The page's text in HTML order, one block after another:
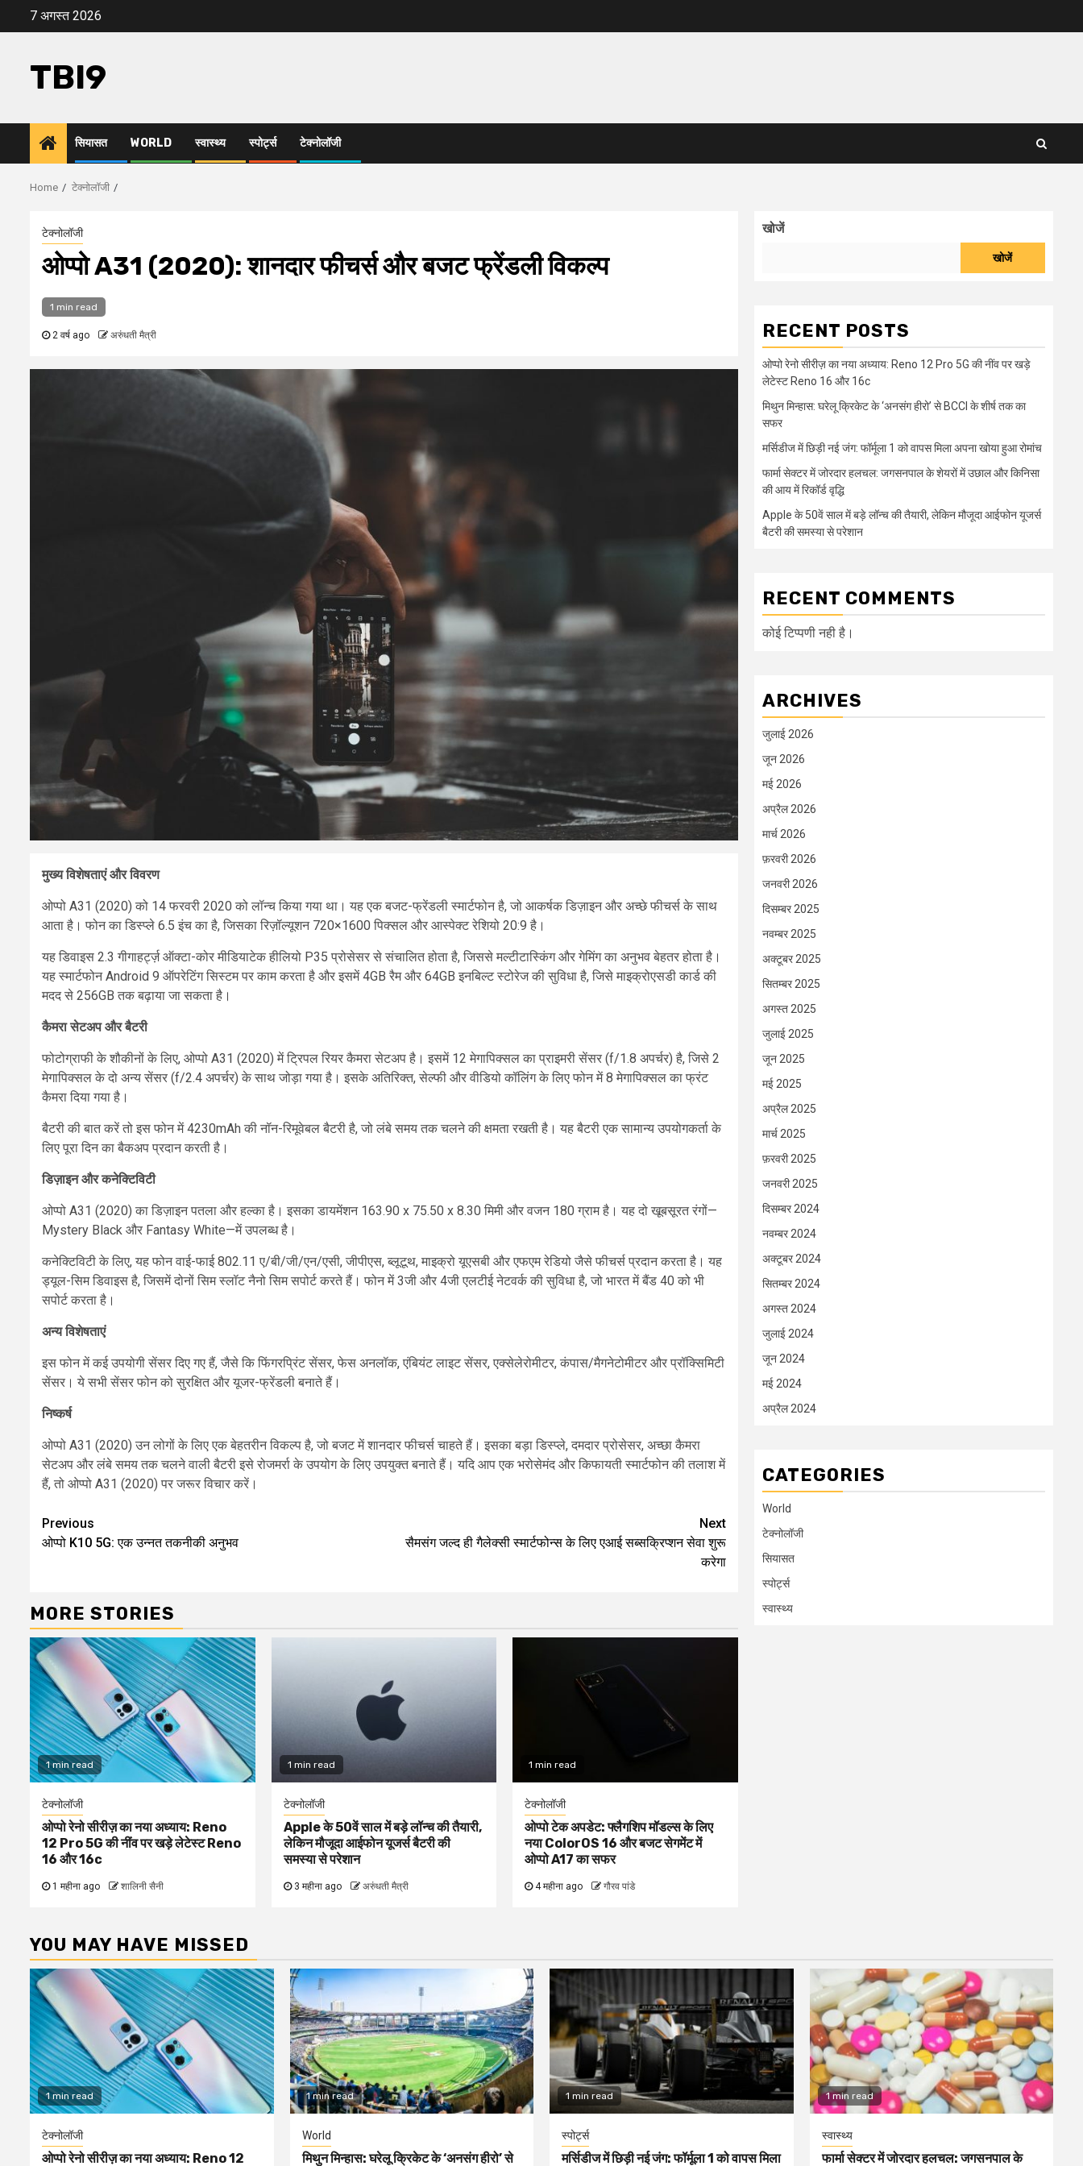
7 अगस्त 2026
TBI9
सियासत WORLD स्वास्थ्य स्पोर्ट्स टेक्नोलॉजी
Home टेक्नोलॉजी
टेक्नोलॉजी
ओप्पो A31 (2020): शानदार फीचर्स और बजट फ्रेंडली विकल्प
1 min read
2 वर्ष ago अरुंधती मैत्री
मुख्य विशेषताएं और विवरण
ओप्पो A31 (2020) को 14 फरवरी 2020 को लॉन्च किया गया था। यह एक बजट-फ्रेंडली स्मार्टफोन है, जो आकर्षक डिज़ाइन और अच्छे फीचर्स के साथ
आता है। फोन का डिस्प्ले 6.5 इंच का है, जिसका रिज़ॉल्यूशन 720×1600 पिक्सल और आस्पेक्ट रेशियो 20:9 है।
यह डिवाइस 2.3 गीगाहर्ट्ज़ ऑक्टा-कोर मीडियाटेक हीलियो P35 प्रोसेसर से संचालित होता है, जिससे मल्टीटास्किंग और गेमिंग का अनुभव बेहतर होता है।
यह स्मार्टफोन Android 9 ऑपरेटिंग सिस्टम पर काम करता है और इसमें 4GB रैम और 64GB इनबिल्ट स्टोरेज की सुविधा है, जिसे माइक्रोएसडी कार्ड की
मदद से 256GB तक बढ़ाया जा सकता है।
कैमरा सेटअप और बैटरी
फोटोग्राफी के शौकीनों के लिए, ओप्पो A31 (2020) में ट्रिपल रियर कैमरा सेटअप है। इसमें 12 मेगापिक्सल का प्राइमरी सेंसर (f/1.8 अपर्चर) है, जिसे 2
मेगापिक्सल के दो अन्य सेंसर (f/2.4 अपर्चर) के साथ जोड़ा गया है। इसके अतिरिक्त, सेल्फी और वीडियो कॉलिंग के लिए फोन में 8 मेगापिक्सल का फ्रंट
कैमरा दिया गया है।
बैटरी की बात करें तो इस फोन में 4230mAh की नॉन-रिमूवेबल बैटरी है, जो लंबे समय तक चलने की क्षमता रखती है। यह बैटरी एक सामान्य उपयोगकर्ता के
लिए पूरा दिन का बैकअप प्रदान करती है।
डिज़ाइन और कनेक्टिविटी
ओप्पो A31 (2020) का डिज़ाइन पतला और हल्का है। इसका डायमेंशन 163.90 x 75.50 x 8.30 मिमी और वजन 180 ग्राम है। यह दो खूबसूरत रंगों—
Mystery Black और Fantasy White—में उपलब्ध है।
कनेक्टिविटी के लिए, यह फोन वाई-फाई 802.11 ए/बी/जी/एन/एसी, जीपीएस, ब्लूटूथ, माइक्रो यूएसबी और एफएम रेडियो जैसे फीचर्स प्रदान करता है। यह
ड्यूल-सिम डिवाइस है, जिसमें दोनों सिम स्लॉट नैनो सिम सपोर्ट करते हैं। फोन में 3जी और 4जी एलटीई नेटवर्क की सुविधा है, जो भारत में बैंड 40 को भी
सपोर्ट करता है।
अन्य विशेषताएं
इस फोन में कई उपयोगी सेंसर दिए गए हैं, जैसे कि फिंगरप्रिंट सेंसर, फेस अनलॉक, एंबियंट लाइट सेंसर, एक्सेलेरोमीटर, कंपास/मैगनेटोमीटर और प्रॉक्सिमिटी
सेंसर। ये सभी सेंसर फोन को सुरक्षित और यूजर-फ्रेंडली बनाते हैं।
निष्कर्ष
ओप्पो A31 (2020) उन लोगों के लिए एक बेहतरीन विकल्प है, जो बजट में शानदार फीचर्स चाहते हैं। इसका बड़ा डिस्प्ले, दमदार प्रोसेसर, अच्छा कैमरा
सेटअप और लंबे समय तक चलने वाली बैटरी इसे रोजमर्रा के उपयोग के लिए उपयुक्त बनाते हैं। यदि आप एक भरोसेमंद और किफायती स्मार्टफोन की तलाश में
हैं, तो ओप्पो A31 (2020) पर जरूर विचार करें।
Continue
Reading
Previous
ओप्पो K10 5G: एक उन्नत तकनीकी अनुभव
Next
सैमसंग जल्द ही गैलेक्सी स्मार्टफोन्स के लिए एआई सब्सक्रिप्शन सेवा शुरू
करेगा
MORE STORIES
1 min read
टेक्नोलॉजी
ओप्पो रेनो सीरीज़ का नया अध्याय: Reno
12 Pro 5G की नींव पर खड़े लेटेस्ट Reno
16 और 16c
1 महीना ago शालिनी सैनी
1 min read
टेक्नोलॉजी
Apple के 50वें साल में बड़े लॉन्च की तैयारी,
लेकिन मौजूदा आईफोन यूजर्स बैटरी की
समस्या से परेशान
3 महीना ago अरुंधती मैत्री
1 min read
टेक्नोलॉजी
ओप्पो टेक अपडेट: फ्लैगशिप मॉडल्स के लिए
नया ColorOS 16 और बजट सेगमेंट में
ओप्पो A17 का सफर
4 महीना ago गौरव पांडे
खोजें
खोजें
RECENT POSTS
ओप्पो रेनो सीरीज़ का नया अध्याय: Reno 12 Pro 5G की नींव पर खड़े
लेटेस्ट Reno 16 और 16c
मिथुन मिन्हास: घरेलू क्रिकेट के ‘अनसंग हीरो’ से BCCI के शीर्ष तक का
सफर
मर्सिडीज में छिड़ी नई जंग: फॉर्मूला 1 को वापस मिला अपना खोया हुआ रोमांच
फार्मा सेक्टर में जोरदार हलचल: जगसनपाल के शेयरों में उछाल और किनिसा
की आय में रिकॉर्ड वृद्धि
Apple के 50वें साल में बड़े लॉन्च की तैयारी, लेकिन मौजूदा आईफोन यूजर्स
बैटरी की समस्या से परेशान
RECENT COMMENTS
कोई टिप्पणी नही है।
ARCHIVES
जुलाई 2026
जून 2026
मई 2026
अप्रैल 2026
मार्च 2026
फ़रवरी 2026
जनवरी 2026
दिसम्बर 2025
नवम्बर 2025
अक्टूबर 2025
सितम्बर 2025
अगस्त 2025
जुलाई 2025
जून 2025
मई 2025
अप्रैल 2025
मार्च 2025
फ़रवरी 2025
जनवरी 2025
दिसम्बर 2024
नवम्बर 2024
अक्टूबर 2024
सितम्बर 2024
अगस्त 2024
जुलाई 2024
जून 2024
मई 2024
अप्रैल 2024
CATEGORIES
World
टेक्नोलॉजी
सियासत
स्पोर्ट्स
स्वास्थ्य
YOU MAY HAVE MISSED
1 min read
टेक्नोलॉजी
ओप्पो रेनो सीरीज़ का नया अध्याय: Reno 12
1 min read
World
मिथुन मिन्हास: घरेलू क्रिकेट के ‘अनसंग हीरो’ से
1 min read
स्पोर्ट्स
मर्सिडीज में छिड़ी नई जंग: फॉर्मूला 1 को वापस मिला
1 min read
स्वास्थ्य
फार्मा सेक्टर में जोरदार हलचल: जगसनपाल के